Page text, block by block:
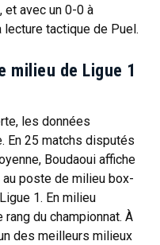
et avec un 0-0 à
tactique de Puel.
milieu de Ligue 1
les données
En 25 matchs disputés
Boudaoui affiche
poste de milieu box-
1. En milieu
du championnat. À
des meilleurs milieux